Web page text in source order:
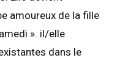
amoureux de la fille
». il/elle
dans le